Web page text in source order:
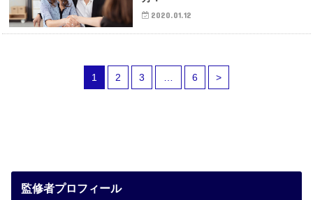
2020.01.12
1 2 3 … 6 >
監修者プロフィール